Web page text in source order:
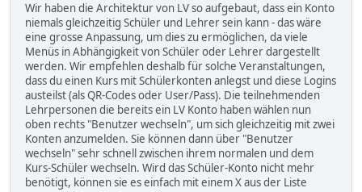
Wir haben die Architektur von LV so aufgebaut, dass ein Konto
niemals gleichzeitig Schüler und Lehrer sein kann - das wäre
eine grosse Anpassung, um dies zu ermöglichen, da viele
Menüs in Abhängigkeit von Schüler oder Lehrer dargestellt
werden. Wir empfehlen deshalb für solche Veranstaltungen,
dass du einen Kurs mit Schülerkonten anlegst und diese Logins
austeilst (als QR-Codes oder User/Pass). Die teilnehmenden
Lehrpersonen die bereits ein LV Konto haben wählen nun
oben rechts "Benutzer wechseln", um sich gleichzeitig mit zwei
Konten anzumelden. Sie können dann über "Benutzer
wechseln" sehr schnell zwischen ihrem normalen und dem
Kurs-Schüler wechseln. Wird das Schüler-Konto nicht mehr
benötigt, können sie es einfach mit einem X aus der Liste